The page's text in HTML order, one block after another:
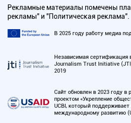
Рекламные материалы помечены
рекламы" и "Политическая реклама".
В 2025 году работу медиа
Независимая сертификация
Journalism Trust Initiative
2019
Сайт обновлен в 2023 году в
проектом «Укрепление
UCBI, который
международному развитию